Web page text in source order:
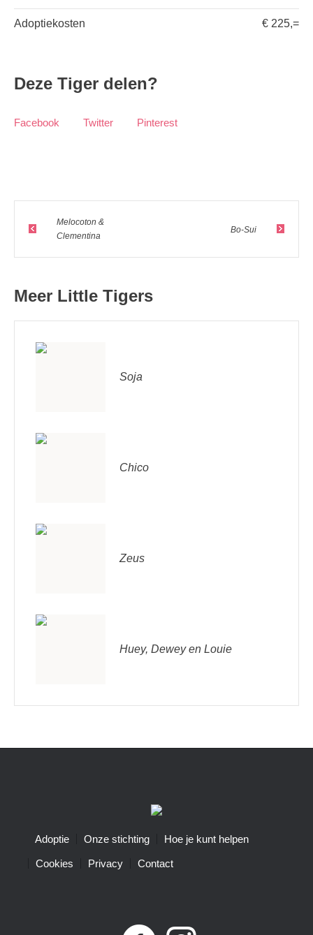
Adoptiekosten € 225,=
Deze Tiger delen?
Facebook Twitter Pinterest
Melocoton &
Clementina
Bo-Sui
Meer Little Tigers
Soja
Chico
Zeus
Huey, Dewey en Louie
Adoptie Onze stichting Hoe je kunt helpen
Cookies Privacy Contact